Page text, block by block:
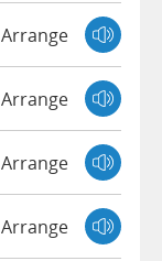
Arrange تُنطق Kimberly
Arrange تُنطق Salli
Arrange تُنطق Joey
Arrange تُنطق Justin